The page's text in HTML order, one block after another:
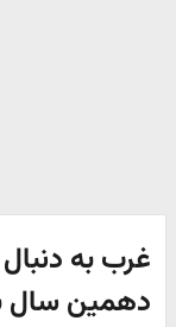
غرب به
دهمین سال